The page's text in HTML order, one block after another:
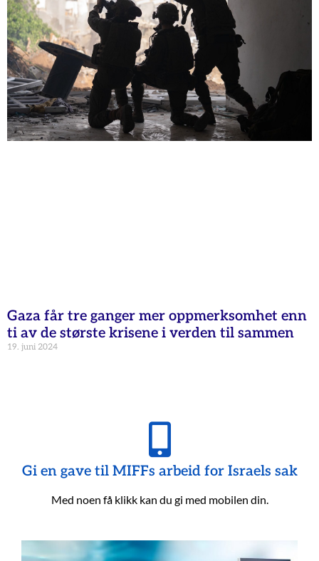
Gaza får tre ganger mer oppmerksomhet enn
ti av de største krisene i verden til sammen
19. juni 2024
Gi en gave til MIFFs arbeid for Israels sak
Med noen få klikk kan du gi med mobilen din.